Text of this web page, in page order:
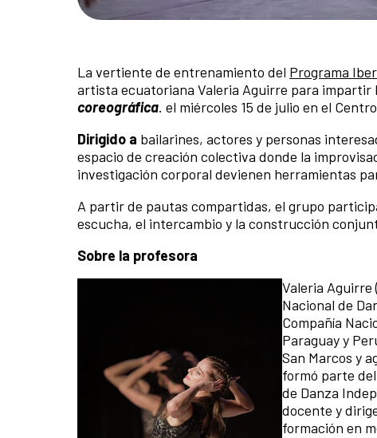
La vertiente de entrenamiento del Programa
artista ecuatoriana Valeria Aguirre para impartir
coreográfica. el miércoles 15 de julio en el
Dirigido a bailarines, actores y personas
espacio de creación colectiva donde la
investigación corporal devienen herramientas
A partir de pautas compartidas, el grupo
escucha, el intercambio y la construcción
Sobre la profesora
Valeria Aguirre
Nacional de
Compañía
Paraguay y
San Marcos y
formó parte
de Danza
docente y
formación en